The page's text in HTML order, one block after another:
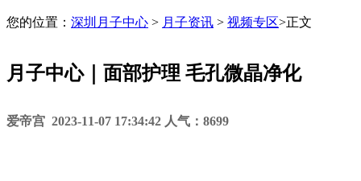
您的位置： 深圳月子中心 > 月子资讯 > 视频专区>正文
月子中心｜面部护理 毛孔微晶净化
爱帝宫 2023-11-07 17:34:42 人气：8699